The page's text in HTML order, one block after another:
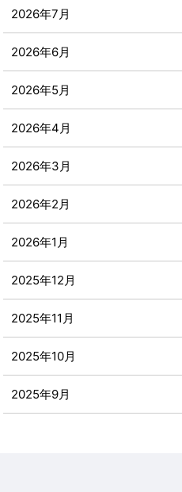
2026年7月
2026年6月
2026年5月
2026年4月
2026年3月
2026年2月
2026年1月
2025年12月
2025年11月
2025年10月
2025年9月